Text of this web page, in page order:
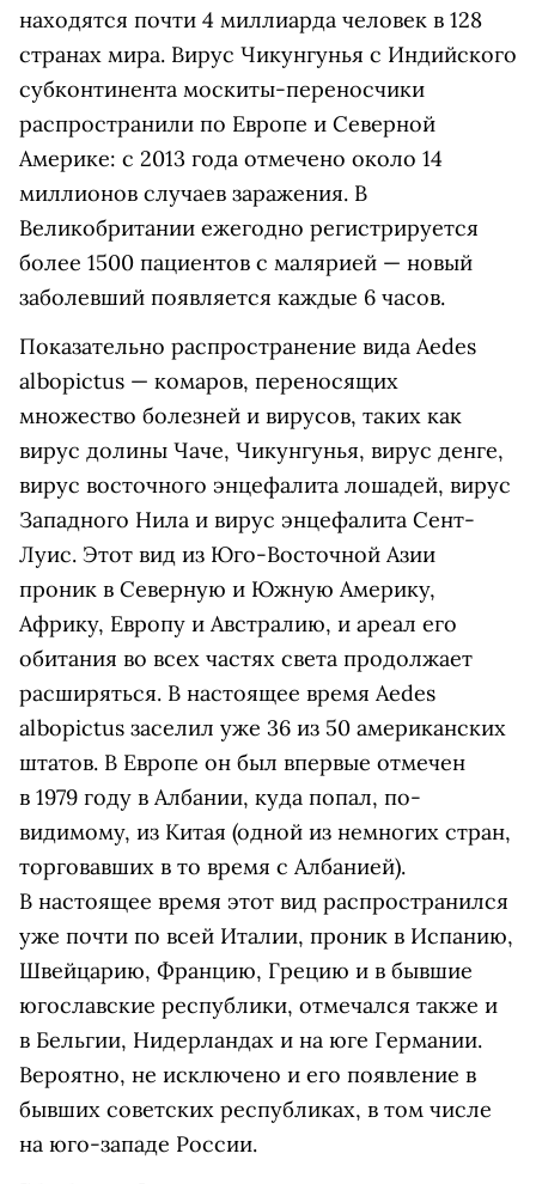
находятся почти 4 миллиарда человек в 128
странах мира. Вирус Чикунгунья с Индийского
субконтинента москиты-переносчики
распространили по Европе и Северной
Америке: с 2013 года отмечено около 14
миллионов случаев заражения. В
Великобритании ежегодно регистрируется
более 1500 пациентов с малярией — новый
заболевший появляется каждые 6 часов.
Показательно распространение вида Aedes
albopictus — комаров, переносящих
множество болезней и вирусов, таких как
вирус долины Чаче, Чикунгунья, вирус денге,
вирус восточного энцефалита лошадей, вирус
Западного Нила и вирус энцефалита Сент-
Луис. Этот вид из Юго-Восточной Азии
проник в Северную и Южную Америку,
Африку, Европу и Австралию, и ареал его
обитания во всех частях света продолжает
расширяться. В настоящее время Aedes
albopictus заселил уже 36 из 50 американских
штатов. В Европе он был впервые отмечен
в 1979 году в Албании, куда попал, по-
видимому, из Китая (одной из немногих стран,
торговавших в то время с Албанией).
В настоящее время этот вид распространился
уже почти по всей Италии, проник в Испанию,
Швейцарию, Францию, Грецию и в бывшие
югославские республики, отмечался также и
в Бельгии, Нидерландах и на юге Германии.
Вероятно, не исключено и его появление в
бывших советских республиках, в том числе
на юго-западе России.